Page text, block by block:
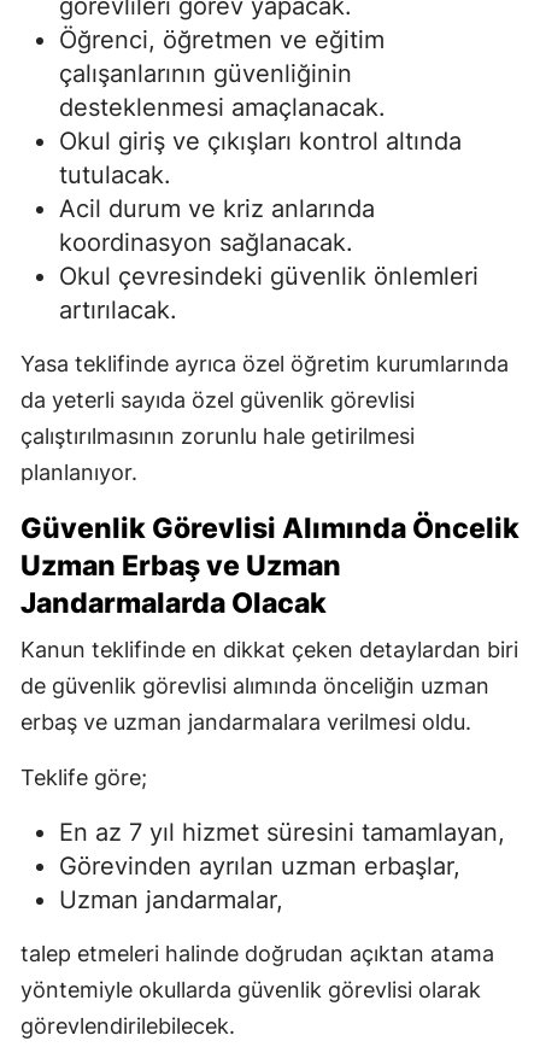
görevlileri görev yapacak.
Öğrenci, öğretmen ve eğitim
çalışanlarının güvenliğinin
desteklenmesi amaçlanacak.
Okul giriş ve çıkışları kontrol altında
tutulacak.
Acil durum ve kriz anlarında
koordinasyon sağlanacak.
Okul çevresindeki güvenlik önlemleri
artırılacak.
Yasa teklifinde ayrıca özel öğretim kurumlarında
da yeterli sayıda özel güvenlik görevlisi
çalıştırılmasının zorunlu hale getirilmesi
planlanıyor.
Güvenlik Görevlisi Alımında Öncelik
Uzman Erbaş ve Uzman
Jandarmalarda Olacak
Kanun teklifinde en dikkat çeken detaylardan biri
de güvenlik görevlisi alımında önceliğin uzman
erbaş ve uzman jandarmalara verilmesi oldu.
Teklife göre;
En az 7 yıl hizmet süresini tamamlayan,
Görevinden ayrılan uzman erbaşlar,
Uzman jandarmalar,
talep etmeleri halinde doğrudan açıktan atama
yöntemiyle okullarda güvenlik görevlisi olarak
görevlendirilebilecek.